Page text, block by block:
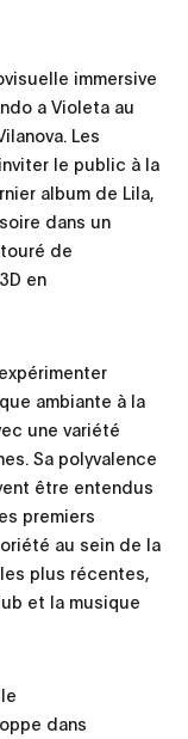
immersive
a Violeta au
Les
le public à la
album de Lila,
dans un
de
en
ambiante à la
une variété
Sa polyvalence
être entendus
premiers
au sein de la
plus récentes,
et la musique
dans